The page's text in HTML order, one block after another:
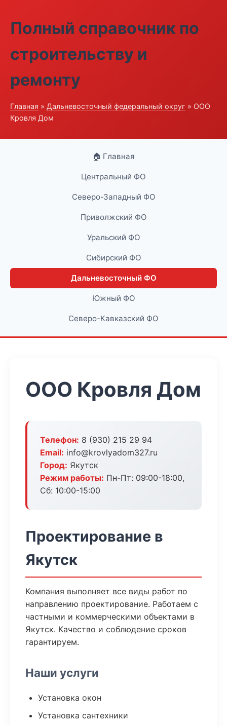
Полный справочник по
строительству и
ремонту
Главная » Дальневосточный федеральный округ » ООО
Кровля Дом
🏠 Главная
Центральный ФО
Северо-Западный ФО
Приволжский ФО
Уральский ФО
Сибирский ФО
Дальневосточный ФО
Южный ФО
Северо-Кавказский ФО
ООО Кровля Дом
Телефон: 8 (930) 215 29 94
Email: info@krovlyadom327.ru
Город: Якутск
Режим работы: Пн-Пт: 09:00-18:00,
Сб: 10:00-15:00
Проектирование в
Якутск
Компания выполняет все виды работ по
направлению проектирование. Работаем с
частными и коммерческими объектами в
Якутск. Качество и соблюдение сроков
гарантируем.
Наши услуги
Установка окон
Установка сантехники